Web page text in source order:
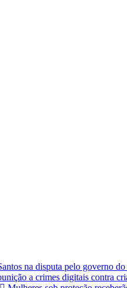
na disputa pelo governo do
a crimes digitais contra